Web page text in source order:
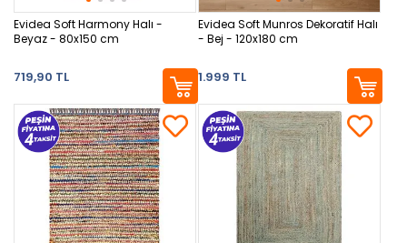
Evidea Soft Harmony Halı -
Beyaz - 80x150 cm
719,90 TL
Evidea Soft Munros Dekoratif Halı
- Bej - 120x180 cm
1.999 TL